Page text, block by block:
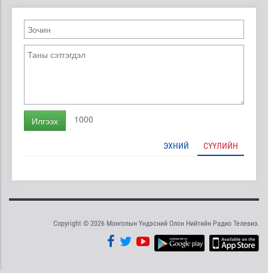
Илгээх 1000
ЭХНИЙ СҮҮЛИЙН
Copyright © 2026 Монголын Үндэсний Олон Нийтийн Радио Телевиз.